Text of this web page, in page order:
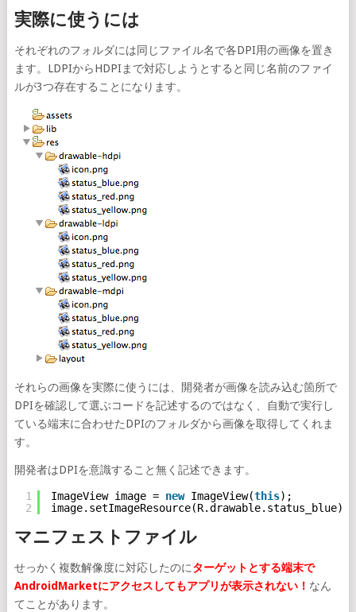
実際に使うには
それぞれのフォルダには同じファイル名で各DPI用の画像を置き
ます。LDPIからHDPIまで対応しようとすると同じ名前のファイ
ルが3つ存在することになります。
それらの画像を実際に使うには、開発者が画像を読み込む箇所で
DPIを確認して選ぶコードを記述するのではなく、自動で実行し
ている端末に合わせたDPIのフォルダから画像を取得してくれま
す。
開発者はDPIを意識すること無く記述できます。
1
2
ImageView image = new ImageView(this);
image.setImageResource(R.drawable.status_blue);
マニフェストファイル
せっかく複数解像度に対応したのにターゲットとする端末で
AndroidMarketにアクセスしてもアプリが表示されない！ なん
てことがあります。